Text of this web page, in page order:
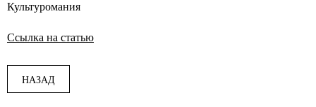
Культуромания
Ссылка на статью
НАЗАД